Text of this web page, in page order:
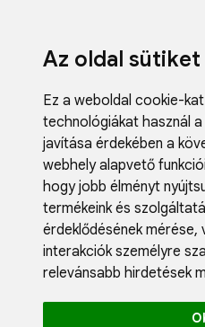
Az oldal sütiket
Ez a weboldal cookie-
technológiákat használ
javítása érdekében a
webhely alapvető
hogy jobb élményt
termékeink és
érdeklődésének mérése,
interakciók személyre
relevánsabb hirdetések